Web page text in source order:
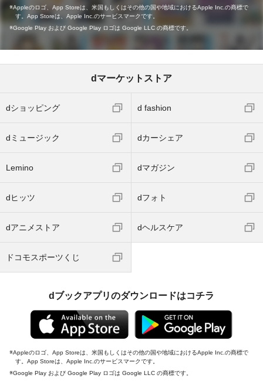
Appleのロゴ、App Storeは、米国もしくはその他の国や地域におけるApple Inc.の商標で
す。App Storeは、Apple Inc.のサービスマークです。
Google Play および Google Play ロゴは Google LLC の商標です。
dマーケットストア
dショッピング d fashion
dミュージック dカーシェア
Lemino dマガジン
dヒッツ dフォト
dアニメストア dヘルスケア
ドコモスポーツくじ
dブックアプリのダウンロードはコチラ
Appleのロゴ、App Storeは、米国もしくはその他の国や地域におけるApple Inc.の商標で
す。App Storeは、Apple Inc.のサービスマークです。
Google Play および Google Play ロゴは Google LLC の商標です。